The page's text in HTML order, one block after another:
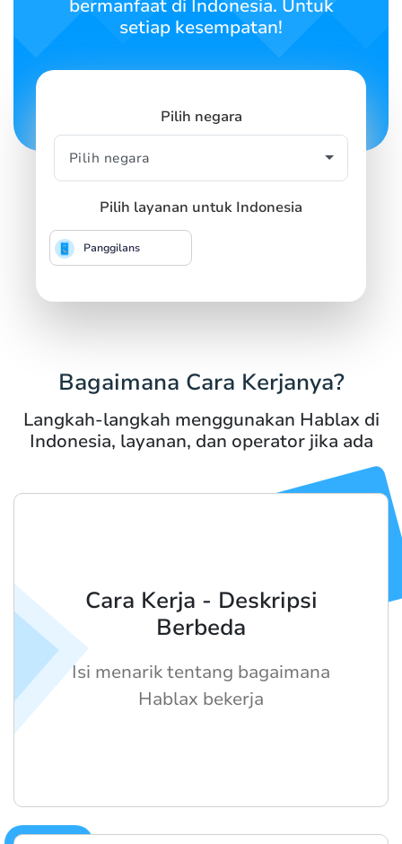
bermanfaat di Indonesia. Untuk
setiap kesempatan!
Pilih negara
Pilih layanan untuk Indonesia
Panggilans
Bagaimana Cara Kerjanya?
Langkah-langkah menggunakan Hablax di
Indonesia, layanan, dan operator jika ada
Cara Kerja - Deskripsi
Berbeda
Isi menarik tentang bagaimana
Hablax bekerja